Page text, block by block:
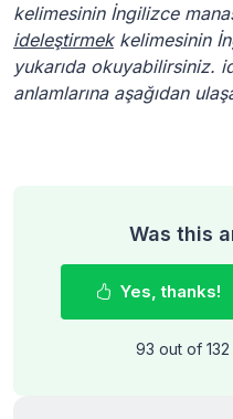
kelimesinin İngilizce
ideleştirmekkelimesinin
yukarıda okuyabilirsiniz.
anlamlarına aşağıdan
Was this
Yes, thanks!
93 out of